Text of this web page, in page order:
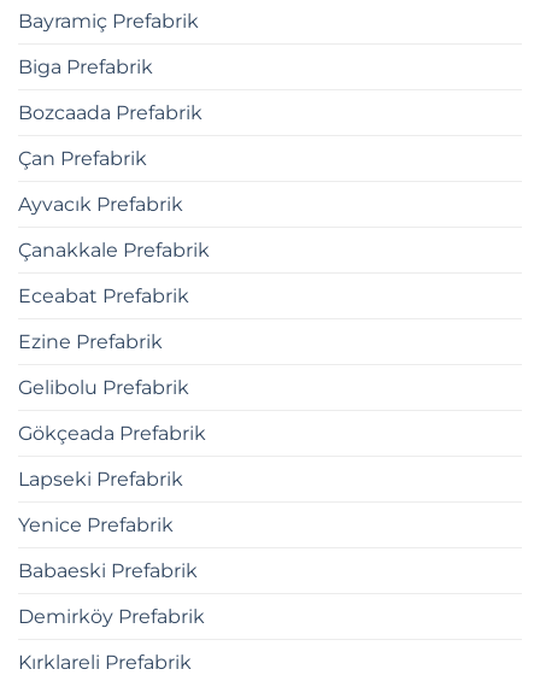
Bayramiç Prefabrik
Biga Prefabrik
Bozcaada Prefabrik
Çan Prefabrik
Ayvacık Prefabrik
Çanakkale Prefabrik
Eceabat Prefabrik
Ezine Prefabrik
Gelibolu Prefabrik
Gökçeada Prefabrik
Lapseki Prefabrik
Yenice Prefabrik
Babaeski Prefabrik
Demirköy Prefabrik
Kırklareli Prefabrik